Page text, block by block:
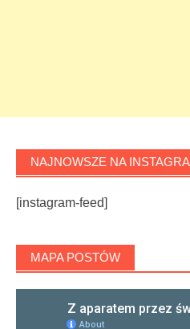
NAJNOWSZE NA
[instagram-feed]
MAPA POSTÓW